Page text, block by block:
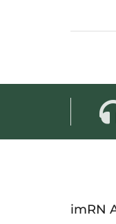
imRN